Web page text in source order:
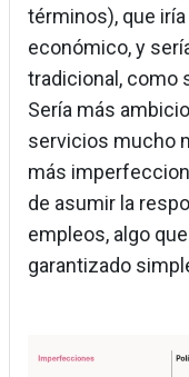
términos), que
económico, y
tradicional, como
Sería más
servicios mucho
más
de asumir la
empleos, algo
garantizado